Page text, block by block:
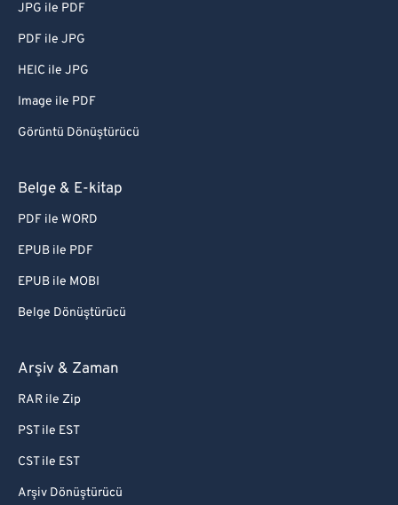
JPG ile PDF
PDF ile JPG
HEIC ile JPG
Image ile PDF
Görüntü Dönüştürücü
Belge & E-kitap
PDF ile WORD
EPUB ile PDF
EPUB ile MOBI
Belge Dönüştürücü
Arşiv & Zaman
RAR ile Zip
PST ile EST
CST ile EST
Arşiv Dönüştürücü